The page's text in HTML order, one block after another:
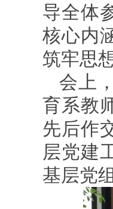
导全体
核心内
筑牢思
会上
育系教
先后作
层党建
基层党